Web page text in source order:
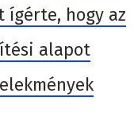
ígérte, hogy az
alapot